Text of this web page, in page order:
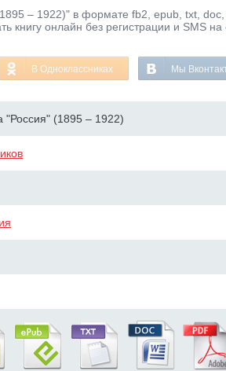
– 1922)" в формате fb2, epub, txt,
книгу онлайн без регистрации и SMS на
В Одноклассниках Мы
"Россия" (1895 – 1922)